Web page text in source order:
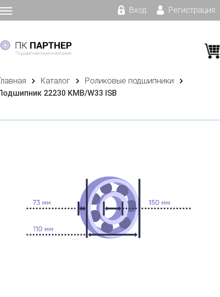
Вход Регистрация
Каталог
Роликовые подшипники
22230 KMB/W33 ISB